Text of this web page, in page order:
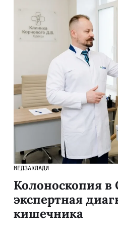
МЕДЗАКЛАДИ
Колоноскопия в
экспертная
кишечника